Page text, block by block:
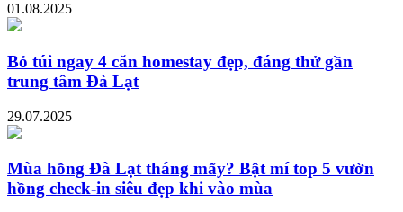
01.08.2025
Bỏ túi ngay 4 căn homestay đẹp, đáng thử gần
trung tâm Đà Lạt
29.07.2025
Mùa hồng Đà Lạt tháng mấy? Bật mí top 5 vườn
hồng check-in siêu đẹp khi vào mùa